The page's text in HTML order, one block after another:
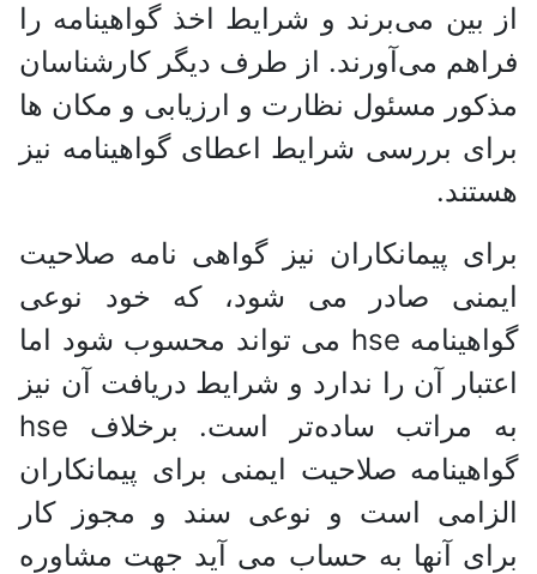
از بین می‌برند و شرایط اخذ گواهینامه را
فراهم می‌آورند. از طرف دیگر کارشناسان
مذکور مسئول نظارت و ارزیابی و مکان ها
برای بررسی شرایط اعطای گواهینامه نیز
هستند.
برای پیمانکاران نیز گواهی نامه صلاحیت
ایمنی صادر می شود، که خود نوعی
گواهینامه hse می تواند محسوب شود اما
اعتبار آن را ندارد و شرایط دریافت آن نیز
به مراتب ساده‌تر است. برخلاف hse
گواهینامه صلاحیت ایمنی برای پیمانکاران
الزامی است و نوعی سند و مجوز کار
برای آنها به حساب می آید جهت مشاوره